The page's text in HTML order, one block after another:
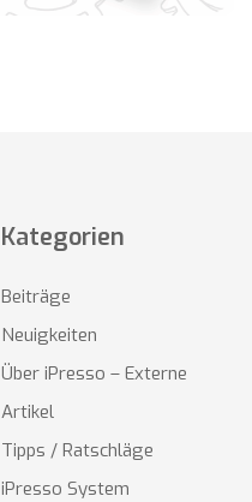
Kategorien
Beiträge
Neuigkeiten
Über iPresso – Externe
Artikel
Tipps / Ratschläge
iPresso System